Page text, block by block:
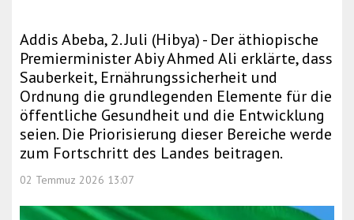
Addis Abeba, 2. Juli (Hibya) - Der äthiopische
Premierminister Abiy Ahmed Ali erklärte, dass
Sauberkeit, Ernährungssicherheit und
Ordnung die grundlegenden Elemente für die
öffentliche Gesundheit und die Entwicklung
seien. Die Priorisierung dieser Bereiche werde
zum Fortschritt des Landes beitragen.
02 Temmuz 2026 13:07